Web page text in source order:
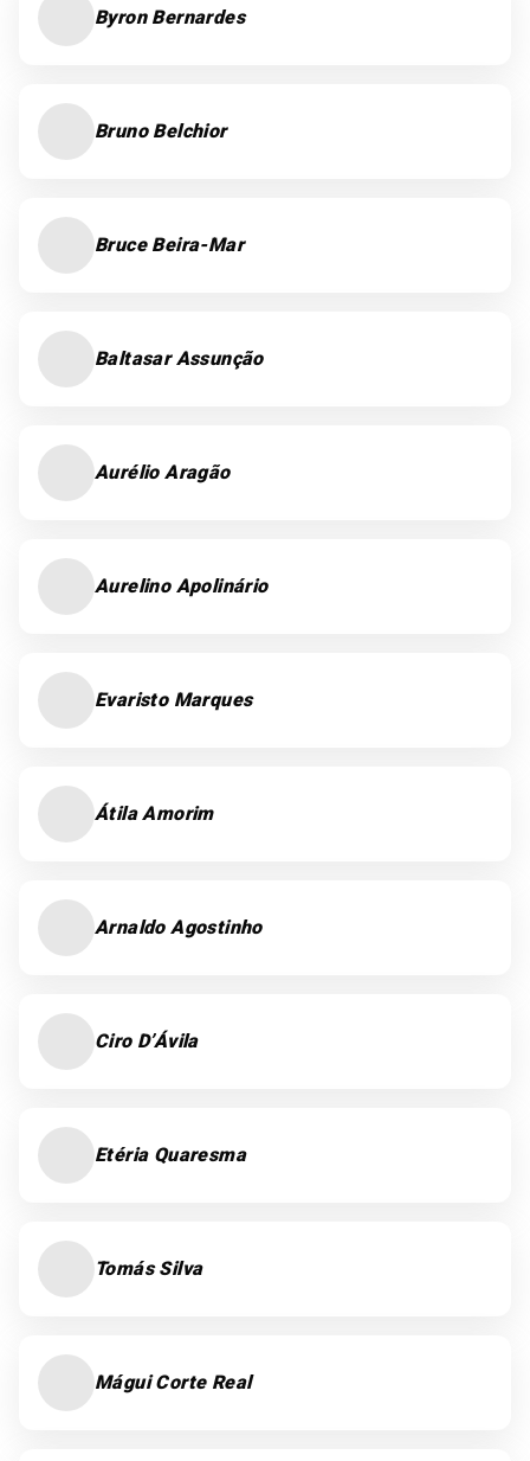
Byron Bernardes
Bruno Belchior
Bruce Beira-Mar
Baltasar Assunção
Aurélio Aragão
Aurelino Apolinário
Evaristo Marques
Átila Amorim
Arnaldo Agostinho
Ciro D’Ávila
Etéria Quaresma
Tomás Silva
Mágui Corte Real